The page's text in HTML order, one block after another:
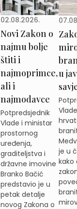
02.08.2026.
Novi Zakon o
najmu bolje
štiti i
najmoprimce,
ali i
najmodavce
Potpredsjednik
Vlade i ministar
prostornog
uređenja,
graditeljstva i
državne imovine
Branko Bačić
predstavio je u
petak detalje
novog Zakona o
u
je u
kako